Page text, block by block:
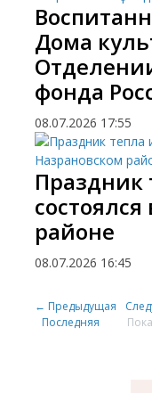
Дома
фонда
08.07.2026 17:55
Праздник
районе
08.07.2026 16:45
← Предыдущая
Последняя